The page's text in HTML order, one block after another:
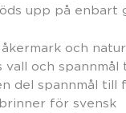
upp på enbart
och
vall och spannmål
del spannmål till
för svensk